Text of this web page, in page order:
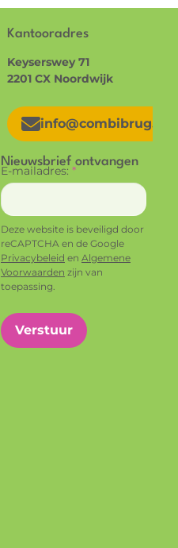
Kantooradres
Keyserswey 71
2201 CX Noordwijk
info@combibrug.nl
Nieuwsbrief ontvangen
E-mailadres: *
Deze website is beveiligd door
reCAPTCHA en de Google
Privacybeleid en Algemene
Voorwaarden zijn van
toepassing.
Verstuur